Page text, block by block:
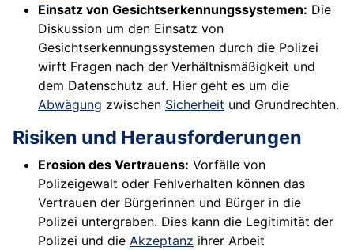
Einsatz von Gesichtserkennungssystemen: Die
Diskussion um den Einsatz von
Gesichtserkennungssystemen durch die Polizei
wirft Fragen nach der Verhältnismäßigkeit und
dem Datenschutz auf. Hier geht es um die
Abwägung zwischen Sicherheit und Grundrechten.
Risiken und Herausforderungen
Erosion des Vertrauens: Vorfälle von
Polizeigewalt oder Fehlverhalten können das
Vertrauen der Bürgerinnen und Bürger in die
Polizei untergraben. Dies kann die Legitimität der
Polizei und die Akzeptanz ihrer Arbeit